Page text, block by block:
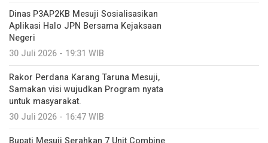
Dinas P3AP2KB Mesuji Sosialisasikan
Aplikasi Halo JPN Bersama Kejaksaan
Negeri
30 Juli 2026 - 19:31 WIB
Rakor Perdana Karang Taruna Mesuji,
Samakan visi wujudkan Program nyata
untuk masyarakat.
30 Juli 2026 - 16:47 WIB